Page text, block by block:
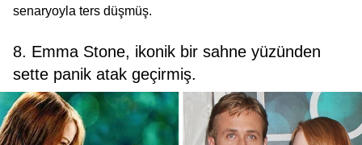
senaryoyla ters düşmüş.
8. Emma Stone, ikonik bir sahne yüzünden
sette panik atak geçirmiş.